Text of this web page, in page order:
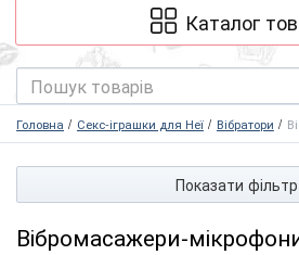
Каталог
Головна Секс-іграшки для Неї Вібратори
Показати фільтр
Вібромасажери-